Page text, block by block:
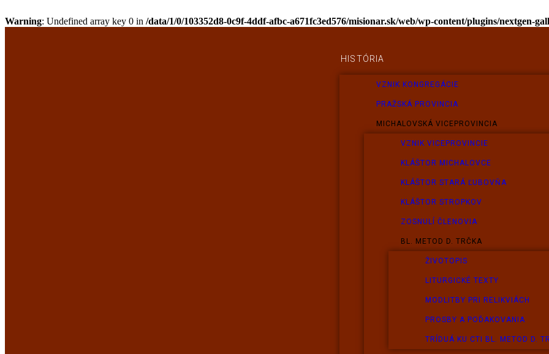
Warning: Undefined array key 0 in /data/1/0/103352d8-0c9f-4ddf-afbc-a671fc3ed576/misionar.sk/web/wp-content/plugins/nextgen-
HISTÓRIA
VZNIK KONGREGÁCIE
PRAŽSKÁ PROVINCIA
MICHALOVSKÁ VICEPROVINCIA
VZNIK VICEPROVINCIE
KLÁŠTOR MICHALOVCE
KLÁŠTOR STARÁ ĽUBOVŇA
KLÁŠTOR STROPKOV
ZOSNULÍ ČLENOVIA
BL. METOD D. TRČKA
ŽIVOTOPIS
LITURGICKÉ TEXTY
MODLITBY PRI RELIKVIÁCH
PROSBY A POĎAKOVANIA
TRÍDUÁ KU CTI BL. METOD D.